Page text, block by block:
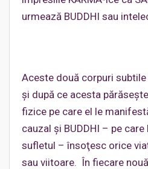
urmează BUDDHI sau
Aceste două corpuri
şi după ce acesta
fizice pe care el le
cauzal şi BUDDHI – pe
sufletul – însoţesc orice
sau viitoare. În fiecare